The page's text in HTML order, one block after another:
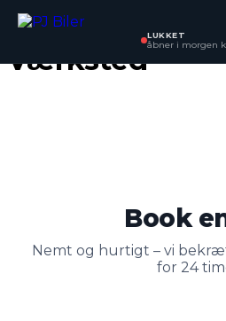
Skip to content
LUKKET
åbner i morgen
Værksted
Book
Nemt og hurtigt – vi
for 24